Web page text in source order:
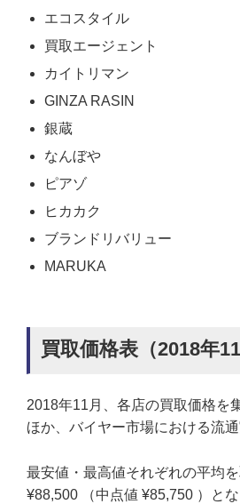
エコスタイル
買取エージェント
カイトリマン
GINZA RASIN
銀蔵
なんぼや
ピアゾ
ヒカカク
ブランドリバリュー
MARUKA
買取価格表（2018年11
2018年11月、各店の買取価格を
ほか、バイヤー市場における流通
最安値・最高値それぞれの平均
¥88,500 （中点値 ¥85,750 ）とな